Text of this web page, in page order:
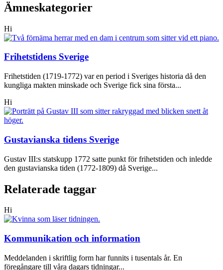
Ämneskategorier
Hi
Frihetstidens Sverige
Frihetstiden (1719-1772) var en period i Sveriges historia då den
kungliga makten minskade och Sverige fick sina första...
Hi
Gustavianska tidens Sverige
Gustav III:s statskupp 1772 satte punkt för frihetstiden och inledde
den gustavianska tiden (1772-1809) då Sverige...
Relaterade taggar
Hi
Kommunikation och information
Meddelanden i skriftlig form har funnits i tusentals år. En
föregångare till våra dagars tidningar...